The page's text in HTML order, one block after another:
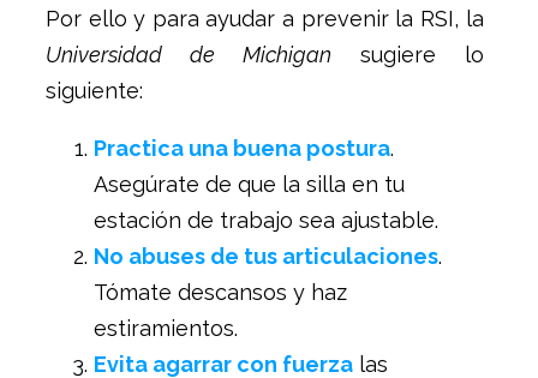
Por ello y para ayudar a prevenir la RSI, la
Universidad de Michigan sugiere lo
siguiente:
Practica una buena postura.
Asegúrate de que la silla en tu
estación de trabajo sea ajustable.
No abuses de tus articulaciones.
Tómate descansos y haz
estiramientos.
Evita agarrar con fuerza las